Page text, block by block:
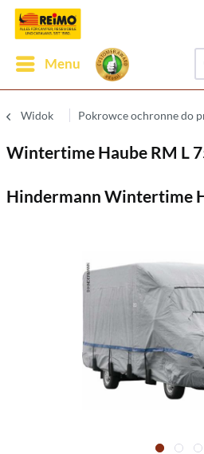
Menu
Widok Pokrowce ochronne do
Wintertime Haube RM L
Hindermann Wintertime